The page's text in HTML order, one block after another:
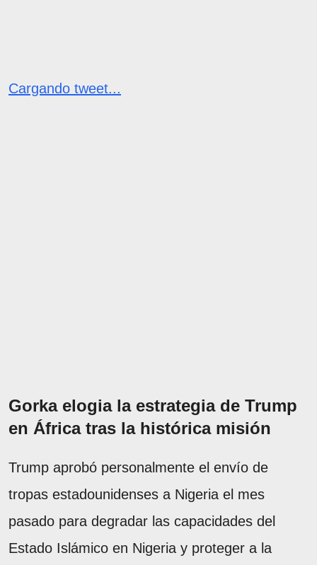
Cargando tweet...
Gorka elogia la estrategia de Trump
en África tras la histórica misión
Trump aprobó personalmente el envío de
tropas estadounidenses a Nigeria el mes
pasado para degradar las capacidades del
Estado Islámico en Nigeria y proteger a la